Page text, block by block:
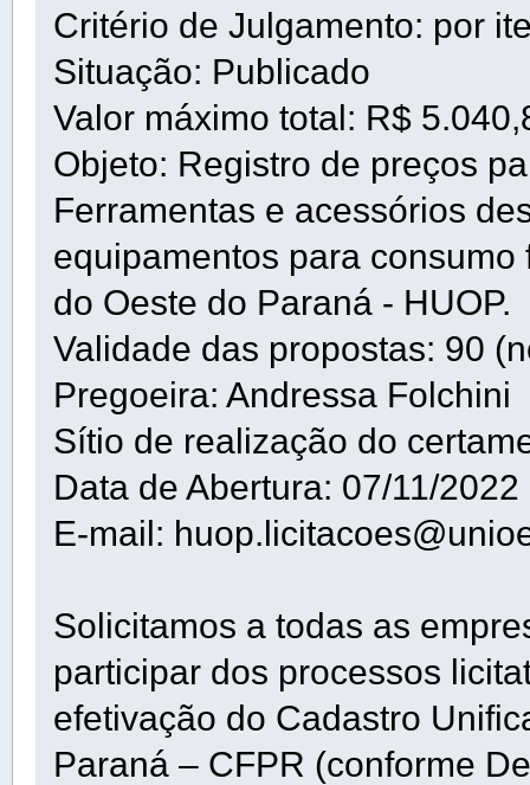
Critério de Julgamento: por
Situação: Publicado
Valor máximo total: R$
Objeto: Registro de preços
Ferramentas e acessórios
equipamentos para
do Oeste do Paraná - HUOP.
Validade das propostas: 90
Pregoeira: Andressa Folchini
Sítio de realização do
Data de Abertura: 07/11/
E-mail:
Solicitamos a todas as
participar dos processos
efetivação do Cadastro
Paraná – CFPR (conforme